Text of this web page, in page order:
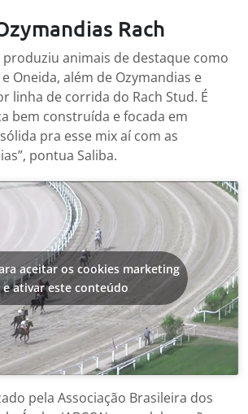
Rach
produziu animais de destaque como
Oneida, além de Ozymandias e
linha de corrida do Rach Stud. É
bem construída e focada em
pra esse mix aí com as
pontua Saliba.
aceitar os cookies marketing
e ativar este conteúdo
pela Associação Brasileira dos